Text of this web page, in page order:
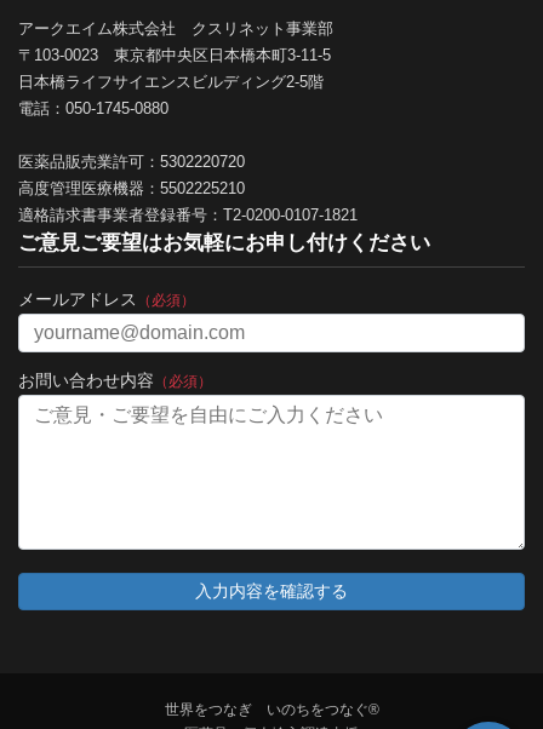
アークエイム株式会社 クスリネット事業部
〒103-0023 東京都中央区日本橋本町3-11-5
日本橋ライフサイエンスビルディング2-5階
電話：050-1745-0880
医薬品販売業許可：5302220720
高度管理医療機器：5502225210
適格請求書事業者登録番号：T2-0200-0107-1821
ご意見ご要望はお気軽にお申し付けください
メールアドレス （必須）
お問い合わせ内容 （必須）
世界をつなぎ いのちをつなぐ®